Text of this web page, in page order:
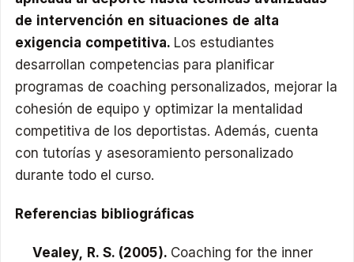
de intervención en situaciones de alta
exigencia competitiva. Los estudiantes
desarrollan competencias para planificar
programas de coaching personalizados, mejorar la
cohesión de equipo y optimizar la mentalidad
competitiva de los deportistas. Además, cuenta
con tutorías y asesoramiento personalizado
durante todo el curso.
Referencias bibliográficas
Vealey, R. S. (2005). Coaching for the inner